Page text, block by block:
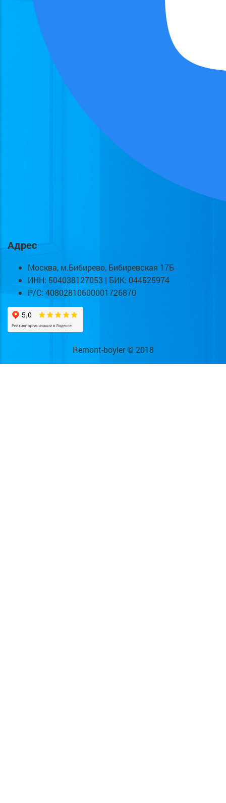
Адрес
Москва, м.Бибирево, Бибиревская 17Б
ИНН: 504038127053 | БИК: 044525974
Р/С: 40802810600001726870
Remont-boyler © 2018